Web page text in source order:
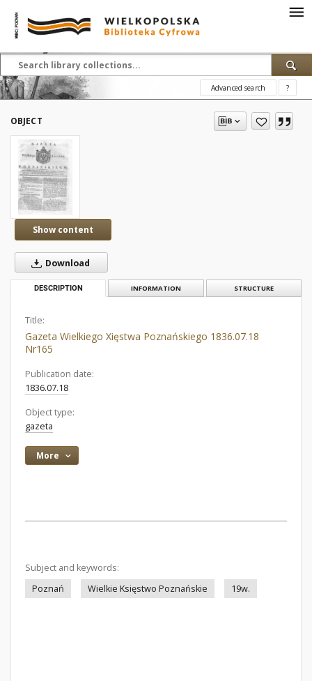
Advanced search ?
OBJECT
Show content
Download
DESCRIPTION INFORMATION STRUCTURE
Title:
Gazeta Wielkiego Xięstwa Poznańskiego 1836.07.18
Nr165
Publication date:
1836.07.18
Object type:
gazeta
More
Subject and keywords:
Poznań
Wielkie Księstwo Poznańskie 19w.